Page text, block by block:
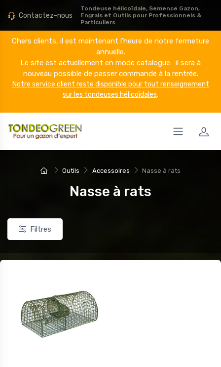
Contactez-nous
Tondeuse hélicoïdale, Semence Gazon,
Engrais et Outils pour Professionnels &
Particuliers
Chers clients, il est maintenant l'heure de notre fermeture
annuelle.
Le site est actuellement en mode catalogue : il sera à
nouveau possible de passer commande à la rentrée.
Notre service client reste disponible pour tout renseignement
sur les tondeuses hélicoïdales.
Outils Accessoires Nasse à rats
Nasse à rats
Filtres